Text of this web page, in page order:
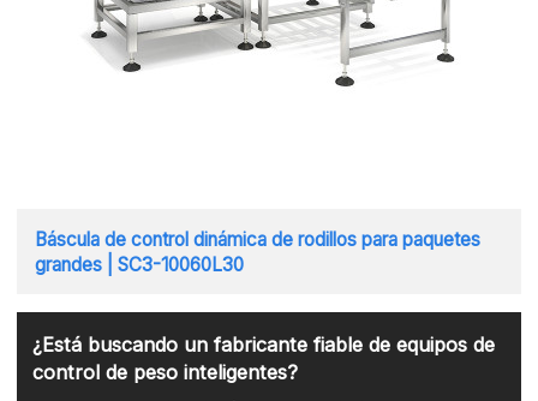
Báscula de control dinámica de rodillos para paquetes
grandes | SC3-10060L30
¿Está buscando un fabricante fiable de equipos de
control de peso inteligentes?